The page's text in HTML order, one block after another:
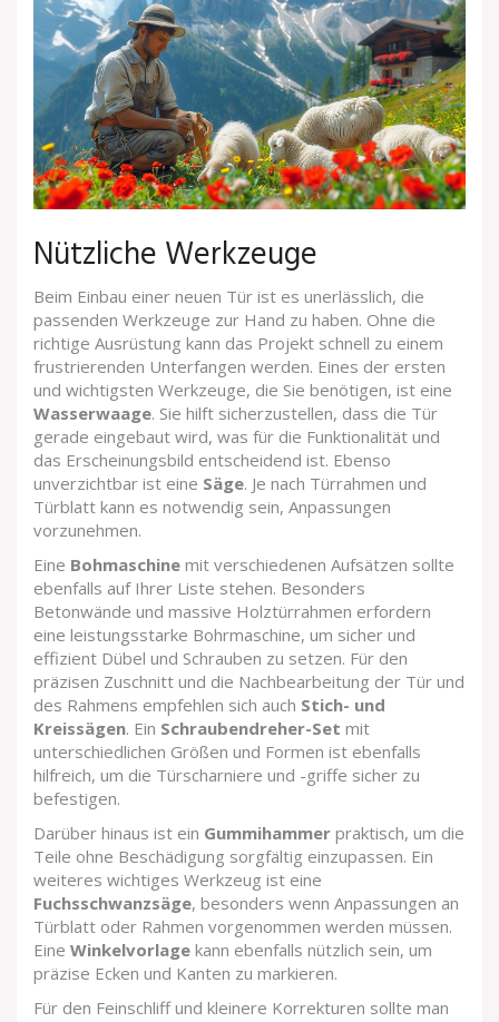
Nützliche Werkzeuge
Beim Einbau einer neuen Tür ist es unerlässlich, die
passenden Werkzeuge zur Hand zu haben. Ohne die
richtige Ausrüstung kann das Projekt schnell zu einem
frustrierenden Unterfangen werden. Eines der ersten
und wichtigsten Werkzeuge, die Sie benötigen, ist eine
Wasserwaage. Sie hilft sicherzustellen, dass die Tür
gerade eingebaut wird, was für die Funktionalität und
das Erscheinungsbild entscheidend ist. Ebenso
unverzichtbar ist eine Säge. Je nach Türrahmen und
Türblatt kann es notwendig sein, Anpassungen
vorzunehmen.
Eine Bohmaschine mit verschiedenen Aufsätzen sollte
ebenfalls auf Ihrer Liste stehen. Besonders
Betonwände und massive Holztürrahmen erfordern
eine leistungsstarke Bohrmaschine, um sicher und
effizient Dübel und Schrauben zu setzen. Für den
präzisen Zuschnitt und die Nachbearbeitung der Tür und
des Rahmens empfehlen sich auch Stich- und
Kreissägen. Ein Schraubendreher-Set mit
unterschiedlichen Größen und Formen ist ebenfalls
hilfreich, um die Türscharniere und -griffe sicher zu
befestigen.
Darüber hinaus ist ein Gummihammer praktisch, um die
Teile ohne Beschädigung sorgfältig einzupassen. Ein
weiteres wichtiges Werkzeug ist eine
Fuchsschwanzsäge, besonders wenn Anpassungen an
Türblatt oder Rahmen vorgenommen werden müssen.
Eine Winkelvorlage kann ebenfalls nützlich sein, um
präzise Ecken und Kanten zu markieren.
Für den Feinschliff und kleinere Korrekturen sollte man